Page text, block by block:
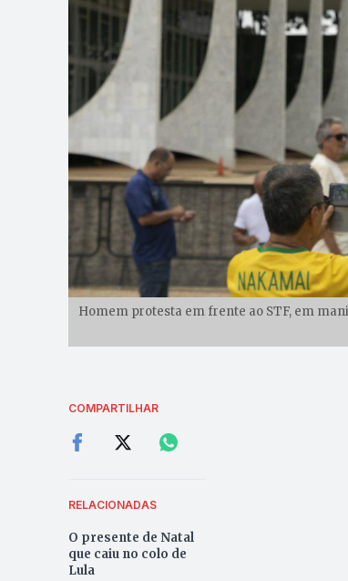
Homem protesta em frente ao STF, em
COMPARTILHAR
RELACIONADAS
O presente de Natal
que caiu no colo de
Lula